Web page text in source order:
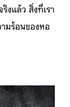
แล้ว สิ่งที่เรา
มร้อนของหอ